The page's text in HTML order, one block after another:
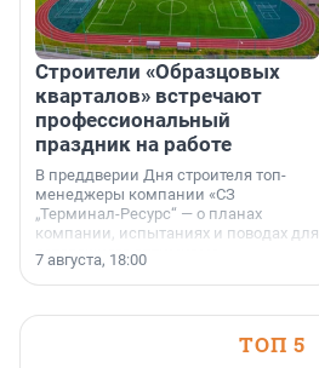
Строители «Образцовых
кварталов» встречают
профессиональный
праздник на работе
В преддверии Дня строителя топ-
менеджеры компании «СЗ
„Терминал-Ресурс“ — о планах
компании, испытаниях и поводах для
осторожного оптимизма.
7 августа, 18:00
ТОП 5